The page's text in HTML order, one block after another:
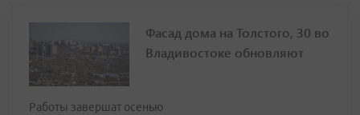
Фасад дома на Толстого, 30 во
Владивостоке обновляют
Работы завершат осенью